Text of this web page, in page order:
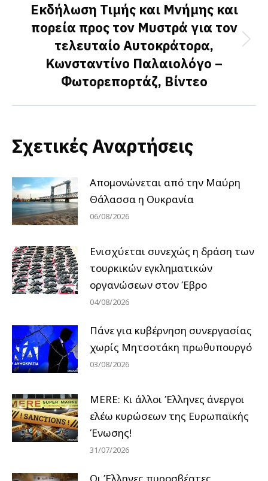
Next
post:
Εκδήλωση Τιμής και Μνήμης και
πορεία προς τον Μυστρά για τον
τελευταίο Αυτοκράτορα,
Κωνσταντίνο Παλαιολόγο –
Φωτορεπορτάζ, Βίντεο
Σχετικές Αναρτήσεις
Απομονώνεται από την Μαύρη
Θάλασσα η Ουκρανία
06/08/2026
Ενισχύεται συνεχώς η δράση των
τουρκικών εγκληματικών
οργανώσεων στον Έβρο
04/08/2026
Πάνε για κυβέρνηση συνεργασίας
χωρίς Μητσοτάκη πρωθυπουργό
03/08/2026
MERE: Κι άλλοι Έλληνες άνεργοι
ελέω κυρώσεων της Ευρωπαϊκής
Ένωσης!
31/07/2026